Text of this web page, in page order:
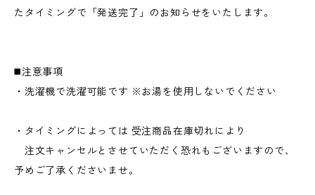
たタイミングで「発送完了」のお知らせをいたします。
◼️注意事項
・洗濯機で洗濯可能です ※お湯を使用しないでください
・タイミングによっては 受注商品在庫切れにより
注文キャンセルとさせていただく恐れもございますので、
予めご了承くださいませ。